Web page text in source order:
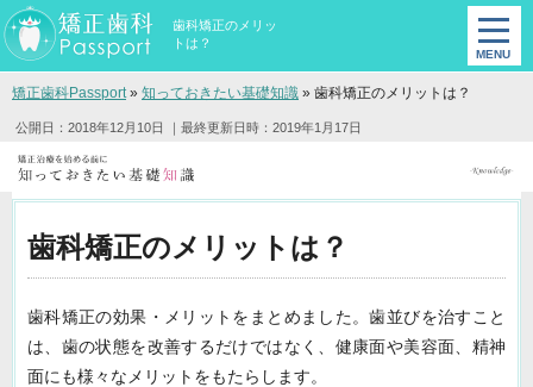
歯科矯正のメリッ
トは？
矯正歯科Passport» 知っておきたい基礎知識 » 歯科矯正のメリットは？
公開日：2018年12月10日 ｜最終更新日時：2019年1月17日
歯科矯正のメリットは？
歯科矯正の効果・メリットをまとめました。歯並びを治すこと
は、歯の状態を改善するだけではなく、健康面や美容面、精神
面にも様々なメリットをもたらします。